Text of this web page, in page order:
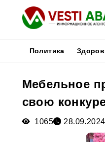
Политика
Мебельное
свою
1065 28.09.2024